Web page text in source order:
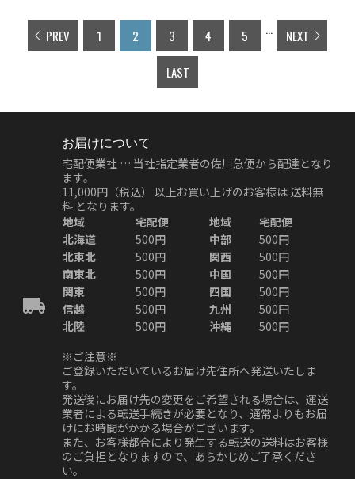
PREV 1 2 3 4 5 ... NEXT
LAST
お届けについて
宅配便業社 … 当社指定業者の佐川急便から配達となり
ます。
11,000円（税込）
以上お買い上げのお客様は 送料無
料 となります。
地域
宅配便 地域
宅配便
北海道
500円 中部
500円
北東北
500円 関西
500円
南東北
500円 中国
500円
関東
500円 四国
500円
信越
500円 九州
500円
北陸
500円 沖縄
500円
※ご注意※
ご登録いただいているお届け先住所へ発送いたしま
す。
発送後にお届け先の変更をご希望される場合は、運送
業者による転送手続きが必要となり、通常よりもお届
けにお時間がかかる場合がございます。
また、お客様都合により発生する転送の送料はお客様
のご負担となりますので、あらかじめご了承くださ
い。